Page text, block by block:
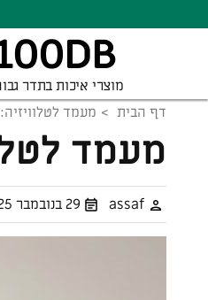
מוצרי איכות בתדר
דף הבית מעמד
מעמד
assaf 29 בנובמבר 2025